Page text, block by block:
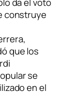
construye
que los
se
en el